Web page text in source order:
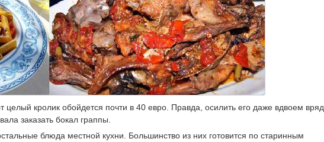
целый кролик обойдется почти в 40 евро. Правда, осилить его даже вдвоем вряд
заказать бокал граппы.
блюда местной кухни. Большинство из них готовится по старинным